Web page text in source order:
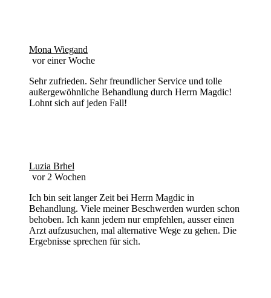
Mona Wiegand
vor einer Woche
Sehr zufrieden. Sehr freundlicher Service und tolle
außergewöhnliche Behandlung durch Herrn Magdic!
Lohnt sich auf jeden Fall!
Luzia Brhel
vor 2 Wochen
Ich bin seit langer Zeit bei Herrn Magdic in
Behandlung. Viele meiner Beschwerden wurden schon
behoben. Ich kann jedem nur empfehlen, ausser einen
Arzt aufzusuchen, mal alternative Wege zu gehen. Die
Ergebnisse sprechen für sich.